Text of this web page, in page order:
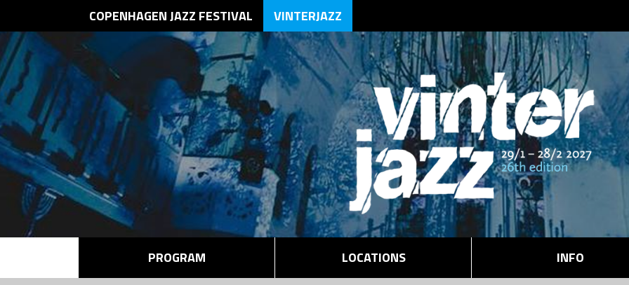
COPENHAGEN JAZZ FESTIVAL VINTERJAZZ
PROGRAM LOCATIONS INFO